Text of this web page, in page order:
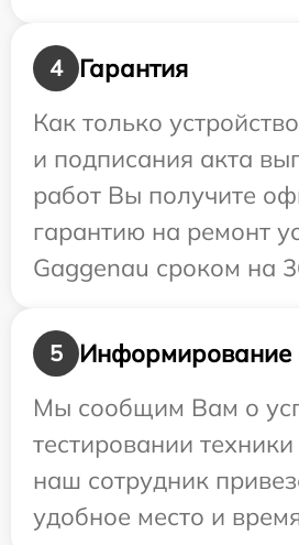
4
Гарантия
Как только
и подписания акта
работ Вы получите
гарантию на ремонт
Gaggenau сроком на
5
Информирование
Мы сообщим Вам о
тестировании
наш сотрудник
удобное место и